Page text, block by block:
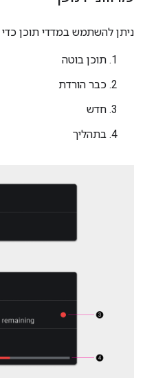
ניתן להשתמש במדדי תוכן כדי
תוכן בוטה
כבר הורדת
חדש
בתהליך